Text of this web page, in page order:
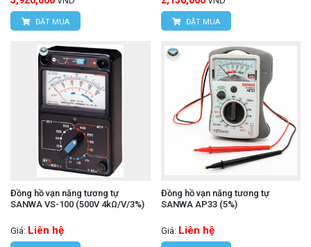
ĐẶT MUA ĐẶT MUA
Đồng hồ vạn năng tương tự
SANWA VS-100 (500V 4kΩ/V/3%)
Giá: Liên hệ
Đồng hồ vạn năng tương tự
SANWA AP33 (5%)
Giá: Liên hệ